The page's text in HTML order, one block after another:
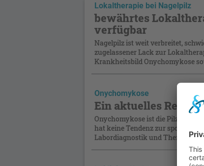
Lokaltherapie bei Nagelpilz
bewährtes
verfügbar
Nagelpilz ist weit verbreitet,
zugelassener Lack zur
Krankheitsbild Onychomykose
Onychomykose
Ein aktuelles Review
Onychomykose ist die
hat keine Tendenz zur spontanen
Labordiagnostik und Therapie